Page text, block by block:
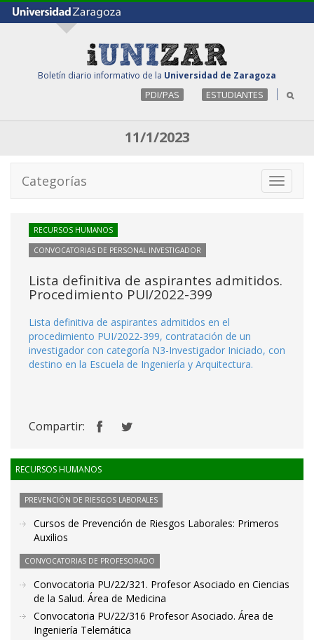
Boletín diario informativo de la Universidad de Zaragoza
PDI/PAS ESTUDIANTES
11/1/2023
Toggle
Categorías
RECURSOS HUMANOS
CONVOCATORIAS DE PERSONAL INVESTIGADOR
Lista definitiva de aspirantes admitidos.
Procedimiento PUI/2022-399
Lista definitiva de aspirantes admitidos en el
procedimiento PUI/2022-399, contratación de un
investigador con categoría N3-Investigador Iniciado, con
destino en la Escuela de Ingeniería y Arquitectura.
Compartir:
RECURSOS HUMANOS
PREVENCIÓN DE RIESGOS LABORALES
Cursos de Prevención de Riesgos Laborales: Primeros
Auxilios
CONVOCATORIAS DE PROFESORADO
Convocatoria PU/22/321. Profesor Asociado en Ciencias
de la Salud. Área de Medicina
Convocatoria PU/22/316 Profesor Asociado. Área de
Ingeniería Telemática